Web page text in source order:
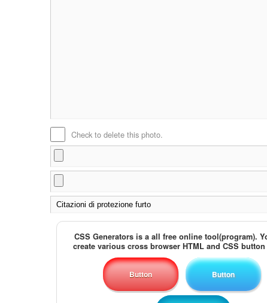
Check to delete this photo.
CSS Generators is a all free online tool(program).
create various cross browser HTML and CSS
Button Button